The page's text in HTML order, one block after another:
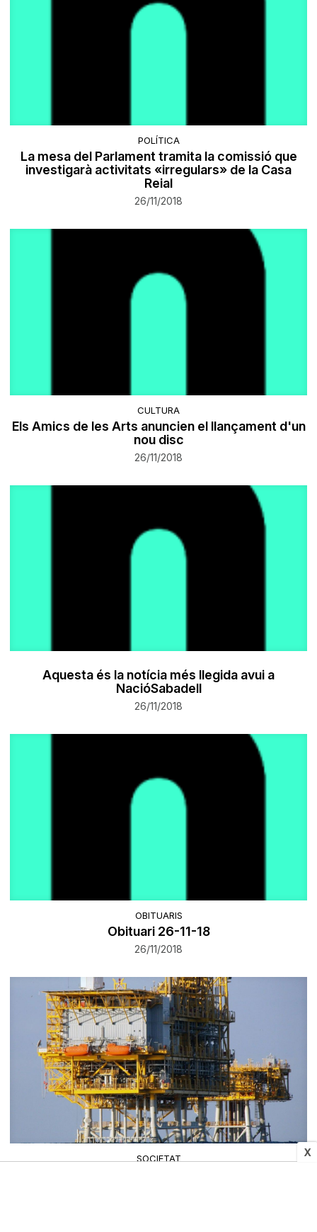
X
POLÍTICA
La mesa del Parlament tramita la comissió que
investigarà activitats «irregulars» de la Casa
Reial
26/11/2018
CULTURA
Els Amics de les Arts anuncien el llançament d'un
nou disc
26/11/2018
Aquesta és la notícia més llegida avui a
NacióSabadell
26/11/2018
OBITUARIS
Obituari 26-11-18
26/11/2018
SOCIETAT